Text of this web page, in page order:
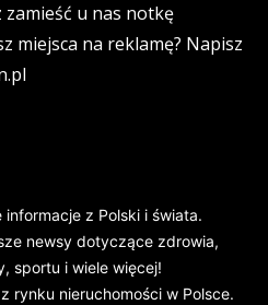
zamieść u nas notkę
miejsca na reklamę? Napisz
informacje z Polski i świata.
newsy dotyczące zdrowia,
sportu i wiele więcej!
rynku nieruchomości w Polsce.